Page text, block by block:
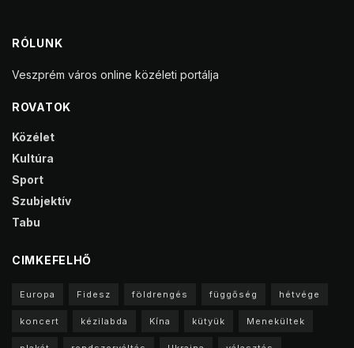
RÓLUNK
Veszprém város online közéleti portálja
ROVATOK
Közélet
Kultúra
Sport
Szubjektív
Tabu
CIMKEFELHŐ
Europa Fidesz földrengés függőség hétvége
koncert kézilabda Kína kütyük Menekültek